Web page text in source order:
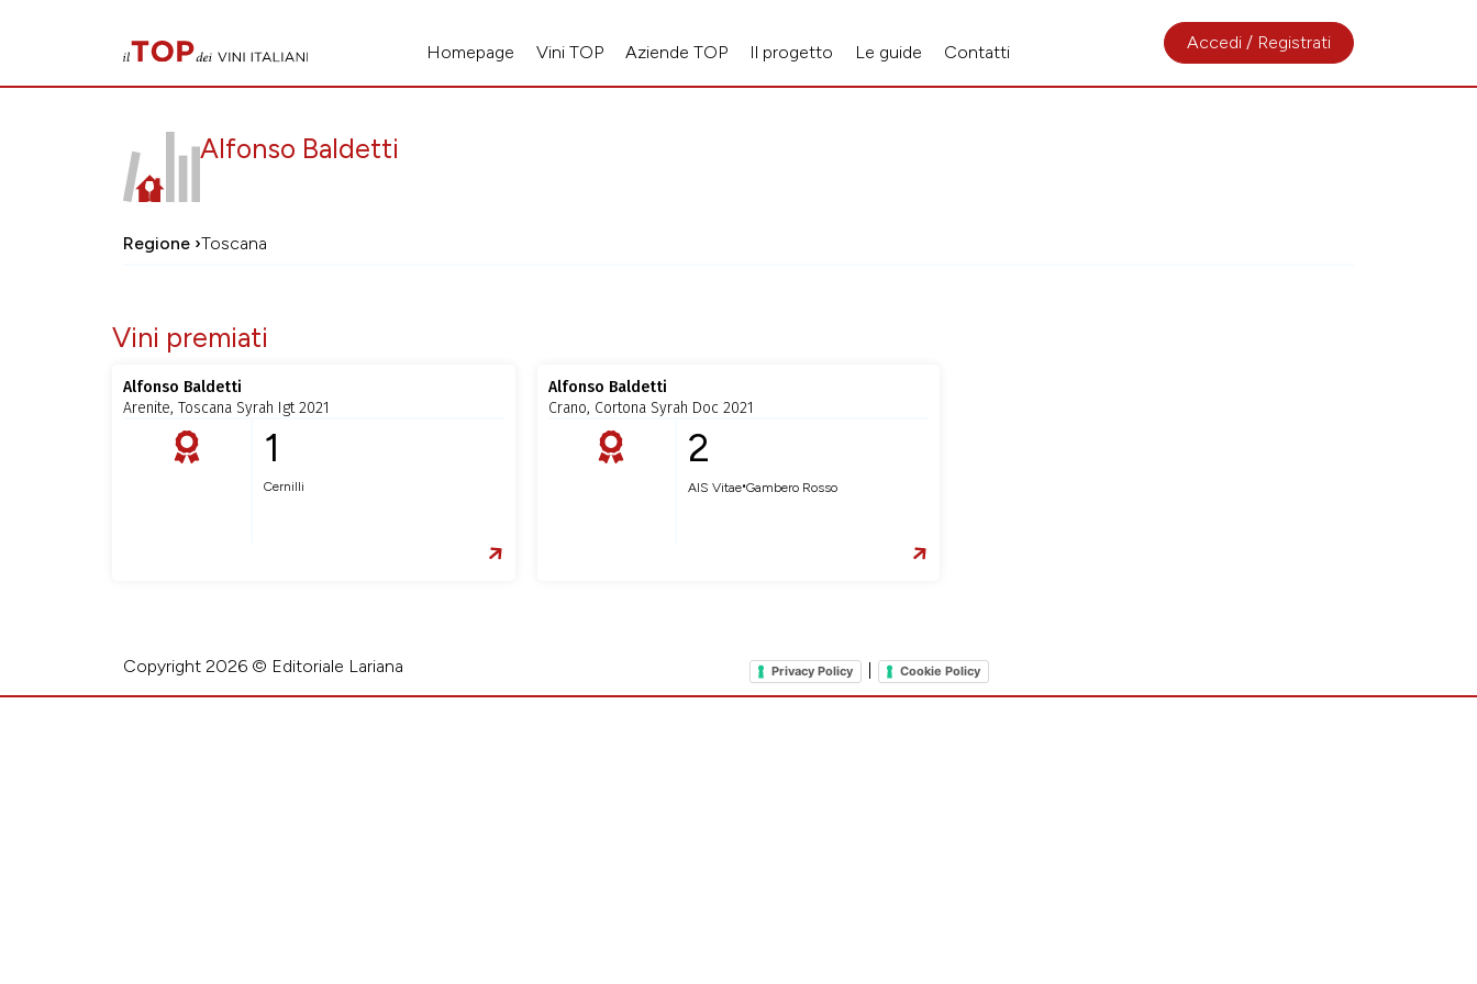
Homepage Vini TOP Aziende TOP Il progetto Le guide Contatti Accedi / Registrati
Alfonso Baldetti
Regione ›Toscana
Vini premiati
Alfonso Baldetti
Arenite, Toscana Syrah Igt 2021
1
Cernilli
Alfonso Baldetti
Crano, Cortona Syrah Doc 2021
2
AIS Vitae•Gambero Rosso
Copyright 2026 © Editoriale Lariana Privacy Policy Cookie Policy